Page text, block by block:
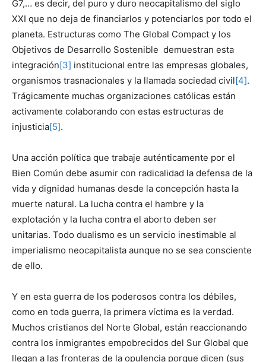
G7,… es decir, del puro y duro neocapitalismo del siglo
XXI que no deja de financiarlos y potenciarlos por todo el
planeta. Estructuras como The Global Compact y los
Objetivos de Desarrollo Sostenible demuestran esta
integración[3] institucional entre las empresas globales,
organismos trasnacionales y la llamada sociedad civil[4].
Trágicamente muchas organizaciones católicas están
activamente colaborando con estas estructuras de
injusticia[5].
Una acción política que trabaje auténticamente por el
Bien Común debe asumir con radicalidad la defensa de la
vida y dignidad humanas desde la concepción hasta la
muerte natural. La lucha contra el hambre y la
explotación y la lucha contra el aborto deben ser
unitarias. Todo dualismo es un servicio inestimable al
imperialismo neocapitalista aunque no se sea consciente
de ello.
Y en esta guerra de los poderosos contra los débiles,
como en toda guerra, la primera víctima es la verdad.
Muchos cristianos del Norte Global, están reaccionando
contra los inmigrantes empobrecidos del Sur Global que
llegan a las fronteras de la opulencia porque dicen (sus